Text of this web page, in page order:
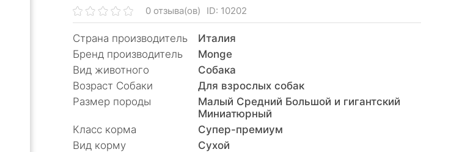
0 отзыва(ов) ID: 10202
Страна производитель
Италия
Бренд производитель
Monge
Вид животного
Собака
Возраст Собаки
Для взрослых собак
Размер породы
Малый Средний Большой и гигантский
Миниатюрный
Класc корма
Супер-премиум
Вид корму
Сухой